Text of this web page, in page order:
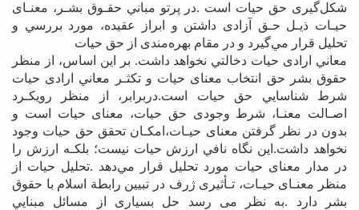
ﺷﻜﻞﮔﻴﺮی ﺣﻖ ﺣﻴﺎت اﺳﺖ .در ﭘﺮﺗﻮ ﻣﺒﺎﻧﻲ ﺣﻘـﻮق ﺑﺸـﺮ، ﻣﻌﻨـﺎی
ﺣﻴـﺎت ذﻳـﻞ ﺣـﻖ آزادی داﺷﺘﻦ و اﺑﺮاز ﻋﻘﻴﺪه، ﻣﻮرد ﺑﺮرﺳﻲ و
ﺗﺤﻠﻴﻞ ﻗﺮار ﻣﻲﮔﻴﺮد و در ﻣﻘﺎم ﺑﻬﺮهﻣﻨﺪی از ﺣﻖ ﺣﻴﺎت
ﻣﻌﺎﻧﻲ ارادی ﺣﻴﺎت دﺧﺎﻟﺘﻲ ﻧﺨﻮاﻫﺪ داﺷﺖ. ﺑﺮ اﻳﻦ اﺳﺎس، از منظر
حقوق بشر ﺣﻖ اﻧﺘﺨﺎب ﻣﻌﻨﺎی ﺣﻴﺎت و ﺗﻜﺜـﺮ ﻣﻌﺎﻧﻲ ارادی ﺣﻴﺎت
ﺷﺮط ﺷﻨﺎﺳﺎﻳﻲ ﺣﻖ ﺣﻴﺎت اﺳﺖ.درﺑﺮاﺑﺮ، از ﻣﻨﻈﺮ روﻳﻜـﺮد
اﺻـﺎﻟﺖ ﻣﻌﻨـﺎ، ﺷﺮط وﺟﻮدی ﺣﻖ ﺣﻴﺎت، ﻣﻌﻨﺎی ﺣﻴﺎت اﺳﺖ و
ﺑﺪون در ﻧﻈﺮ ﮔﺮﻓﺘﻦ ﻣﻌﻨﺎی ﺣﻴـﺎت،اﻣﻜـﺎن ﺗﺤﻘﻖ ﺣﻖ ﺣﻴﺎت وﺟﻮد
ﻧﺨﻮاﻫﺪ داﺷﺖ.اﻳﻦ ﻧﮕﺎه ﻧﺎﻓﻲ ارزش ﺣﻴﺎت ﻧﻴﺴﺖ؛ ﺑﻠﻜـﻪ ارزش را
در ﻣﺪار ﻣﻌﻨﺎی ﺣﻴﺎت ﻣﻮرد ﺗﺤﻠﻴﻞ ﻗﺮار ﻣﻲدﻫﺪ .ﺗﺤﻠﻴﻞ ﺣﻴﺎت از
ﻣﻨﻈﺮ ﻣﻌﻨـﺎی ﺣﻴـﺎت، ﺗـﺄﺛﻴﺮی ژرف در ﺗﺒﻴﻴﻦ راﺑﻄﺔ اﺳﻼم ﺑﺎ ﺣﻘﻮق
ﺑﺸﺮ دارد .ﺑﻪ ﻧﻈﺮ می رﺳﺪ ﺣﻞ ﺑﺴﻴﺎری از ﻣﺴﺎﺋﻞ ﻣﺒﻨﺎﻳﻲ